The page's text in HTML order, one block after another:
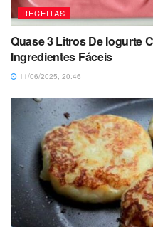
RECEITAS
Quase 3 Litros De Iogurte
Ingredientes Fáceis
11/06/2025, 20:46